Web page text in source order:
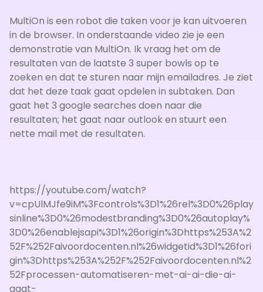
MultiOn is een robot die taken voor je kan uitvoeren
in de browser. In onderstaande video zie je een
demonstratie van MultiOn. Ik vraag het om de
resultaten van de laatste 3 super bowls op te
zoeken en dat te sturen naar mijn emailadres. Je ziet
dat het deze taak gaat opdelen in subtaken. Dan
gaat het 3 google searches doen naar die
resultaten; het gaat naar outlook en stuurt een
nette mail met de resultaten.
https://youtube.com/watch?
v=cpUlMJfe9iM%3Fcontrols%3D1%26rel%3D0%26play
sinline%3D0%26modestbranding%3D0%26autoplay%
3D0%26enablejsapi%3D1%26origin%3Dhttps%253A%2
52F%252Faivoordocenten.nl%26widgetid%3D1%26fori
gin%3Dhttps%253A%252F%252Faivoordocenten.nl%2
52Fprocessen-automatiseren-met-ai-ai-die-ai-
gaat-